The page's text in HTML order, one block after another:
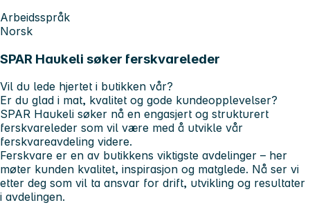
Arbeidsspråk
Norsk
SPAR Haukeli søker ferskvareleder
Vil du lede hjertet i butikken vår?
Er du glad i mat, kvalitet og gode kundeopplevelser?
SPAR Haukeli søker nå en engasjert og strukturert
ferskvareleder som vil være med å utvikle vår
ferskvareavdeling videre.
Ferskvare er en av butikkens viktigste avdelinger – her
møter kunden kvalitet, inspirasjon og matglede. Nå ser vi
etter deg som vil ta ansvar for drift, utvikling og resultater
i avdelingen.